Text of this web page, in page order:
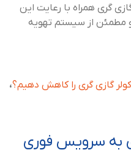
گری همراه با رعایت این
و مطمئن از سیستم تهویه
گازی گری را کاهش دهیم؟،
به سرویس فوری